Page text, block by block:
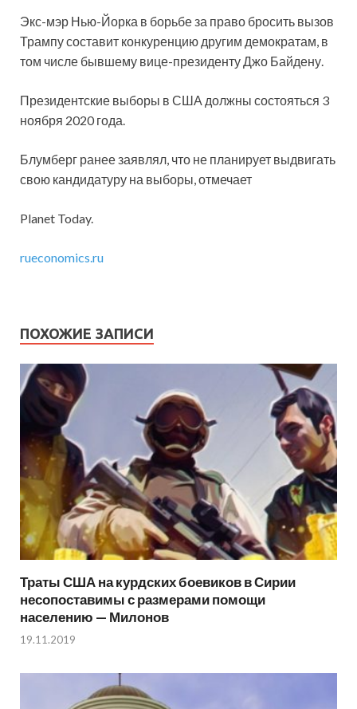
Экс-мэр Нью-Йорка в борьбе за право бросить вызов
Трампу составит конкуренцию другим демократам, в
том числе бывшему вице-президенту Джо Байдену.
Президентские выборы в США должны состояться 3
ноября 2020 года.
Блумберг ранее заявлял, что не планирует выдвигать
свою кандидатуру на выборы, отмечает
Planet Today.
rueconomics.ru
ПОХОЖИЕ ЗАПИСИ
Траты США на курдских боевиков в Сирии
несопоставимы с размерами помощи
населению — Милонов
19.11.2019